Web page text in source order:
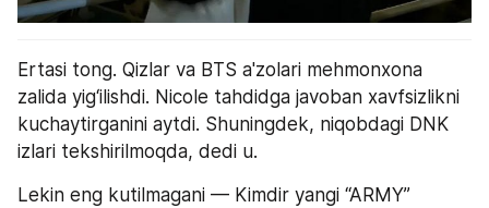
Ertasi tong. Qizlar va BTS a'zolari mehmonxona
zalida yig‘ilishdi. Nicole tahdidga javoban xavfsizlikni
kuchaytirganini aytdi. Shuningdek, niqobdagi DNK
izlari tekshirilmoqda, dedi u.
Lekin eng kutilmagani — Kimdir yangi “ARMY”